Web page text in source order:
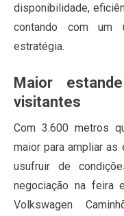
disponibilidade,
contando com um
estratégia.
Maior
visitantes
Com 3.600 metros
maior para ampliar
usufruir de
negociação na feira
Volkswagen